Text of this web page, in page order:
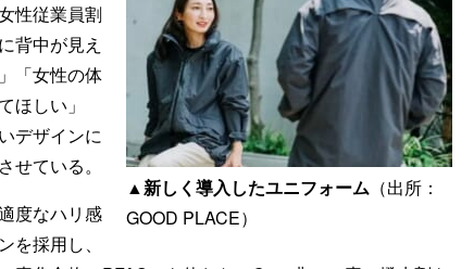
▲新しく導入したユニフォーム （出所：
GOOD PLACE）
性従業員割
背中が見え
「女性の体
ほしい」
デザインに
せている。
度なハリ感
を採用し、